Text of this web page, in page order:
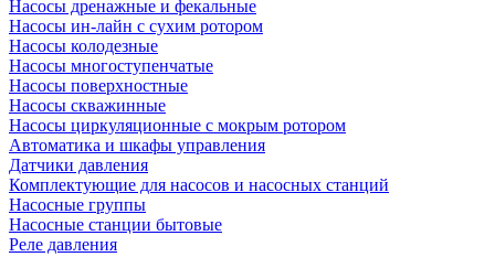
Насосы дренажные и фекальные
Насосы ин-лайн с сухим ротором
Насосы колодезные
Насосы многоступенчатые
Насосы поверхностные
Насосы скважинные
Насосы циркуляционные с мокрым ротором
Автоматика и шкафы управления
Датчики давления
Комплектующие для насосов и насосных станций
Насосные группы
Насосные станции бытовые
Реле давления